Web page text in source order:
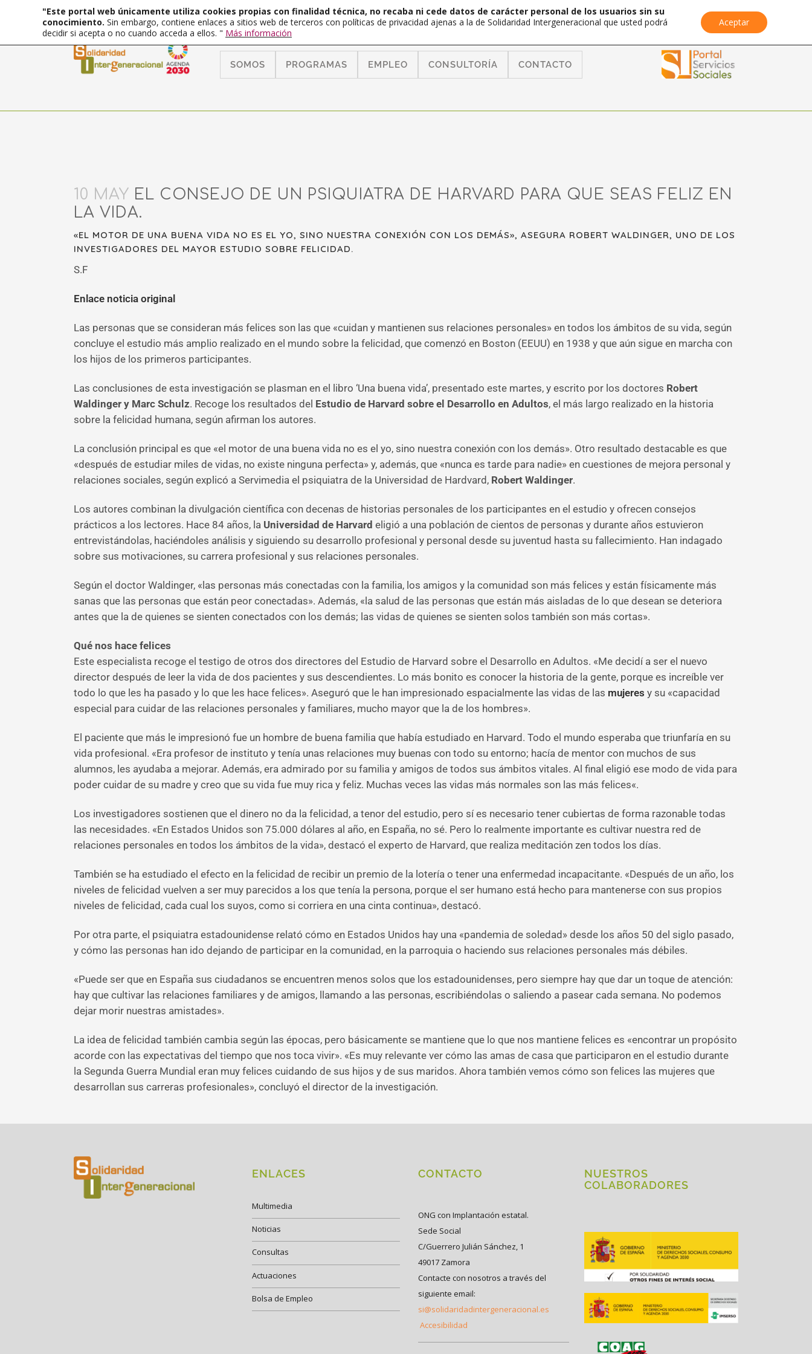
SOMOS PROGRAMAS EMPLEO CONSULTORÍA CONTACTO
10 MAY EL CONSEJO DE UN PSIQUIATRA DE HARVARD PARA QUE SEAS FELIZ EN
LA VIDA.
«EL MOTOR DE UNA BUENA VIDA NO ES EL YO, SINO NUESTRA CONEXIÓN CON LOS DEMÁS», ASEGURA ROBERT WALDINGER, UNO DE LOS
INVESTIGADORES DEL MAYOR ESTUDIO SOBRE FELICIDAD.
S.F
Enlace noticia original
Las personas que se consideran más felices son las que «cuidan y mantienen sus relaciones personales» en todos los ámbitos de su vida, según
concluye el estudio más amplio realizado en el mundo sobre la felicidad, que comenzó en Boston (EEUU) en 1938 y que aún sigue en marcha con
los hijos de los primeros participantes.
Las conclusiones de esta investigación se plasman en el libro ‘Una buena vida’, presentado este martes, y escrito por los doctores Robert
Waldinger y Marc Schulz. Recoge los resultados del Estudio de Harvard sobre el Desarrollo en Adultos, el más largo realizado en la historia
sobre la felicidad humana, según afirman los autores.
La conclusión principal es que «el motor de una buena vida no es el yo, sino nuestra conexión con los demás». Otro resultado destacable es que
«después de estudiar miles de vidas, no existe ninguna perfecta» y, además, que «nunca es tarde para nadie» en cuestiones de mejora personal y
relaciones sociales, según explicó a Servimedia el psiquiatra de la Universidad de Hardvard, Robert Waldinger.
Los autores combinan la divulgación científica con decenas de historias personales de los participantes en el estudio y ofrecen consejos
prácticos a los lectores. Hace 84 años, la Universidad de Harvard eligió a una población de cientos de personas y durante años estuvieron
entrevistándolas, haciéndoles análisis y siguiendo su desarrollo profesional y personal desde su juventud hasta su fallecimiento. Han indagado
sobre sus motivaciones, su carrera profesional y sus relaciones personales.
Según el doctor Waldinger, «las personas más conectadas con la familia, los amigos y la comunidad son más felices y están físicamente más
sanas que las personas que están peor conectadas». Además, «la salud de las personas que están más aisladas de lo que desean se deteriora
antes que la de quienes se sienten conectados con los demás; las vidas de quienes se sienten solos también son más cortas».
Qué nos hace felices
Este especialista recoge el testigo de otros dos directores del Estudio de Harvard sobre el Desarrollo en Adultos. «Me decidí a ser el nuevo
director después de leer la vida de dos pacientes y sus descendientes. Lo más bonito es conocer la historia de la gente, porque es increíble ver
todo lo que les ha pasado y lo que les hace felices». Aseguró que le han impresionado espacialmente las vidas de las mujeres y su «capacidad
especial para cuidar de las relaciones personales y familiares, mucho mayor que la de los hombres».
El paciente que más le impresionó fue un hombre de buena familia que había estudiado en Harvard. Todo el mundo esperaba que triunfaría en su
vida profesional. «Era profesor de instituto y tenía unas relaciones muy buenas con todo su entorno; hacía de mentor con muchos de sus
alumnos, les ayudaba a mejorar. Además, era admirado por su familia y amigos de todos sus ámbitos vitales. Al final eligió ese modo de vida para
poder cuidar de su madre y creo que su vida fue muy rica y feliz. Muchas veces las vidas más normales son las más felices«.
Los investigadores sostienen que el dinero no da la felicidad, a tenor del estudio, pero sí es necesario tener cubiertas de forma razonable todas
las necesidades. «En Estados Unidos son 75.000 dólares al año, en España, no sé. Pero lo realmente importante es cultivar nuestra red de
relaciones personales en todos los ámbitos de la vida», destacó el experto de Harvard, que realiza meditación zen todos los días.
También se ha estudiado el efecto en la felicidad de recibir un premio de la lotería o tener una enfermedad incapacitante. «Después de un año, los
niveles de felicidad vuelven a ser muy parecidos a los que tenía la persona, porque el ser humano está hecho para mantenerse con sus propios
niveles de felicidad, cada cual los suyos, como si corriera en una cinta continua», destacó.
Por otra parte, el psiquiatra estadounidense relató cómo en Estados Unidos hay una «pandemia de soledad» desde los años 50 del siglo pasado,
y cómo las personas han ido dejando de participar en la comunidad, en la parroquia o haciendo sus relaciones personales más débiles.
«Puede ser que en España sus ciudadanos se encuentren menos solos que los estadounidenses, pero siempre hay que dar un toque de atención:
hay que cultivar las relaciones familiares y de amigos, llamando a las personas, escribiéndolas o saliendo a pasear cada semana. No podemos
dejar morir nuestras amistades».
La idea de felicidad también cambia según las épocas, pero básicamente se mantiene que lo que nos mantiene felices es «encontrar un propósito
acorde con las expectativas del tiempo que nos toca vivir». «Es muy relevante ver cómo las amas de casa que participaron en el estudio durante
la Segunda Guerra Mundial eran muy felices cuidando de sus hijos y de sus maridos. Ahora también vemos cómo son felices las mujeres que
desarrollan sus carreras profesionales», concluyó el director de la investigación.
ENLACES
Multimedia
Noticias
Consultas
Actuaciones
Bolsa de Empleo
CONTACTO
ONG con Implantación estatal.
Sede Social
C/Guerrero Julián Sánchez, 1
49017 Zamora
Contacte con nosotros a través del
siguiente email:
si@solidaridadintergeneracional.es
Accesibilidad
NUESTROS
COLABORADORES
"Este portal web únicamente utiliza cookies propias con finalidad técnica, no recaba ni cede datos de carácter personal de los usuarios sin su
conocimiento. Sin embargo, contiene enlaces a sitios web de terceros con políticas de privacidad ajenas a la de Solidaridad Intergeneracional que usted podrá
decidir si acepta o no cuando acceda a ellos. " Más información
Aceptar